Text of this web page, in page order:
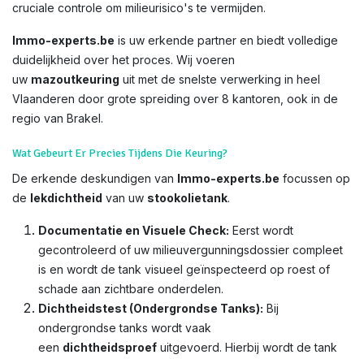
cruciale controle om milieurisico's te vermijden.
Immo-experts.be is uw erkende partner en biedt volledige
duidelijkheid over het proces. Wij voeren
uw mazoutkeuring uit met de snelste verwerking in heel
Vlaanderen door grote spreiding over 8 kantoren, ook in de
regio van Brakel.
Wat Gebeurt Er Precies Tijdens Die Keuring?
De erkende deskundigen van Immo-experts.be focussen op
de lekdichtheid van uw stookolietank.
Documentatie en Visuele Check: Eerst wordt
gecontroleerd of uw milieuvergunningsdossier compleet
is en wordt de tank visueel geïnspecteerd op roest of
schade aan zichtbare onderdelen.
Dichtheidstest (Ondergrondse Tanks): Bij
ondergrondse tanks wordt vaak
een dichtheidsproef uitgevoerd. Hierbij wordt de tank